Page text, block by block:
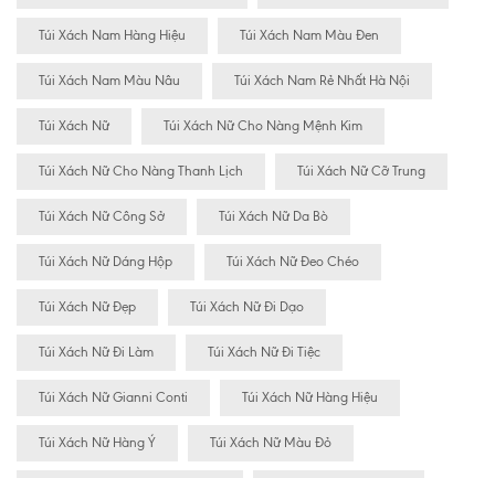
Túi Xách Nam Hàng Hiệu Túi Xách Nam Màu Đen
Túi Xách Nam Màu Nâu Túi Xách Nam Rẻ Nhất Hà Nội
Túi Xách Nữ Túi Xách Nữ Cho Nàng Mệnh Kim
Túi Xách Nữ Cho Nàng Thanh Lịch Túi Xách Nữ Cỡ Trung
Túi Xách Nữ Công Sở Túi Xách Nữ Da Bò
Túi Xách Nữ Dáng Hộp Túi Xách Nữ Đeo Chéo
Túi Xách Nữ Đẹp Túi Xách Nữ Đi Dạo
Túi Xách Nữ Đi Làm Túi Xách Nữ Đi Tiệc
Túi Xách Nữ Gianni Conti Túi Xách Nữ Hàng Hiệu
Túi Xách Nữ Hàng Ý Túi Xách Nữ Màu Đỏ